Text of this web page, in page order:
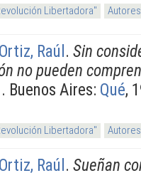
Libertadora"
Raúl. Sin
no pueden
. Buenos Aires: Qué,
Libertadora"
Raúl. Sueñan